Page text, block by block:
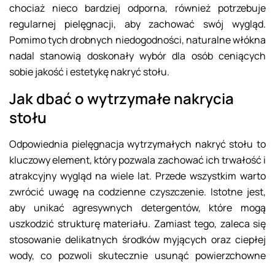
chociaż nieco bardziej odporna, również potrzebuje
regularnej pielęgnacji, aby zachować swój wygląd.
Pomimo tych drobnych niedogodności, naturalne włókna
nadal stanowią doskonały wybór dla osób ceniących
sobie jakość i estetykę nakryć stołu.
Jak dbać o wytrzymałe nakrycia
stołu
Odpowiednia pielęgnacja wytrzymałych nakryć stołu to
kluczowy element, który pozwala zachować ich trwałość i
atrakcyjny wygląd na wiele lat. Przede wszystkim warto
zwrócić uwagę na codzienne czyszczenie. Istotne jest,
aby unikać agresywnych detergentów, które mogą
uszkodzić strukturę materiału. Zamiast tego, zaleca się
stosowanie delikatnych środków myjących oraz ciepłej
wody, co pozwoli skutecznie usunąć powierzchowne